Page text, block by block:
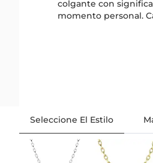
colgante con
momento personal.
Seleccione El Estilo